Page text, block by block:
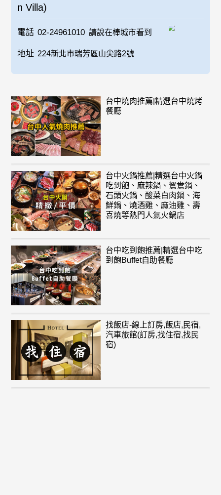
n Villa)
電話 02-24961010 請說在棒城市看到
地址 224新北市瑞芳區山尖路2號
台中燒肉推薦|精選台中燒烤
餐廳
台中火鍋推薦|精選台中火鍋
吃到飽、麻辣鍋、鴛鴦鍋、
石頭火鍋、酸菜白肉鍋、海
鮮鍋、燒酒雞、麻油雞、壽
喜燒等熱門人氣火鍋店
台中吃到飽推薦|精選台中吃
到飽Buffet自助餐廳
找飯店-線上訂房,飯店,民宿,
汽車旅館(訂房,找住宿,找民
宿)